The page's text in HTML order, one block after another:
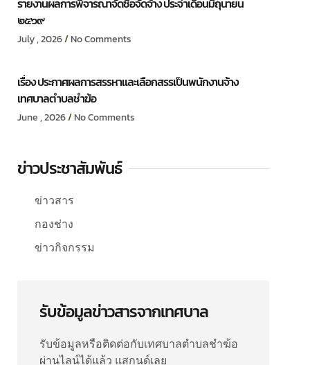
รายงานผลการพิจารณาจัดซื้อจัดจ้าง ประจำเดือนมิถุนายน
๒๕๖๙
July , 2026 No Comments
เรื่อง ประกาศผลการสรรหาและเลือกสรรเป็นพนักงานจ้าง
เทศบาลตำบลชำฆ้อ
June , 2026 No Comments
ข่าวประชาสัมพันธ์
ข่าวสาร
กองช่าง
ข่าวกิจกรรม
รับข้อมูลข่าวสารจากเทศบาล
รับข้อมูลหรือติดต่อกับเทศบาลตำบลชำฆ้อ
ผ่านไลน์ได้แล้ว แสกนด์เลย